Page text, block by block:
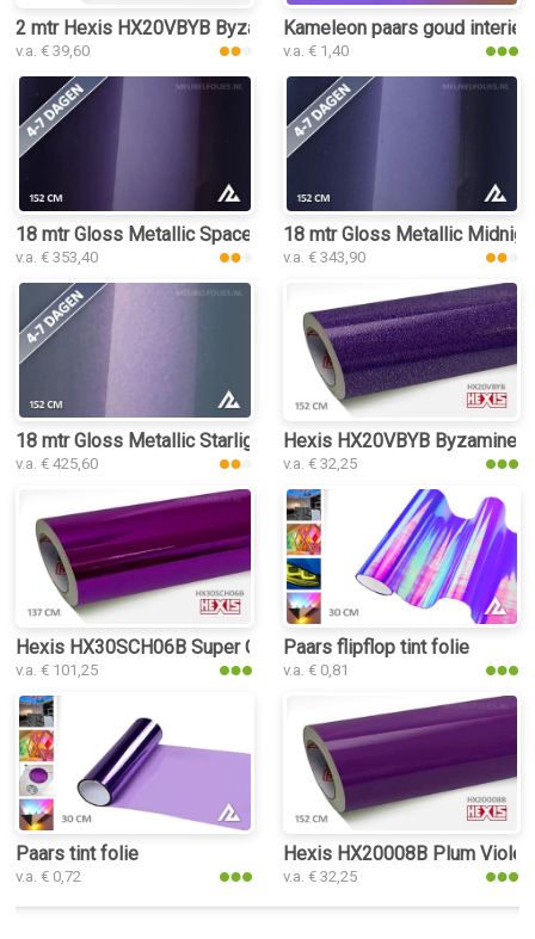
2 mtr Hexis HX20VBYB Byzamine Violet Gloss
v.a. € 39,60
Kameleon paars goud
v.a. € 1,40
18 mtr Gloss Metallic Space Purple 3070 interieurfolie
v.a. € 353,40
18 mtr Gloss Metallic
v.a. € 343,90
18 mtr Gloss Metallic Starlight Grey Phantom 3016
v.a. € 425,60
Hexis HX20VBYB Byzamine
v.a. € 32,25
Hexis HX30SCH06B Super Chrome Purple Gloss interieurfolie
v.a. € 101,25
Paars flipflop tint folie
v.a. € 0,81
Paars tint folie
v.a. € 0,72
Hexis HX20008B Plum
v.a. € 32,25